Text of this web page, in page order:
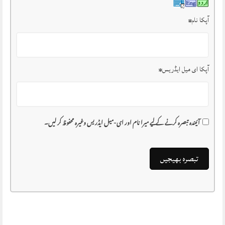
آپکا نام*
آپکا ای میل ایڈریس*
آئیندہ تبصرہ کرنے کے لیے میرا نام اور ای-میل ایڈریس وغیرہ محفوظ کر لیں۔